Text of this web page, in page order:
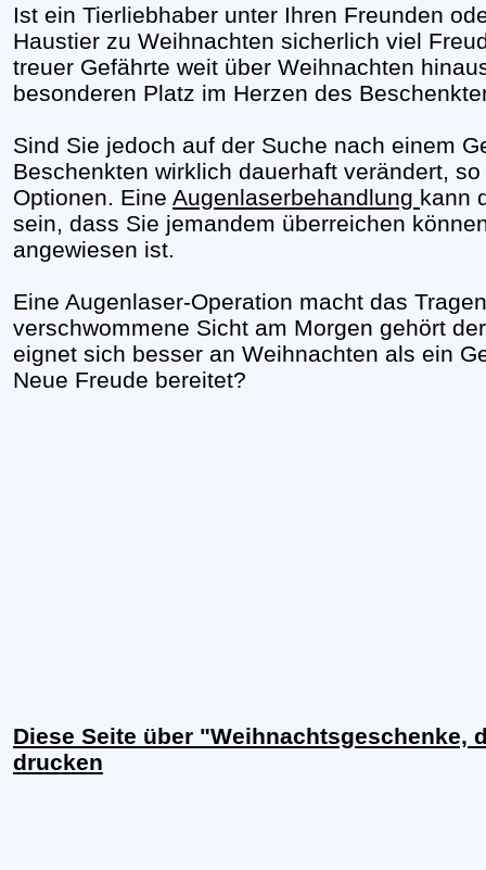
Ist ein Tierliebhaber unter Ihren Freunden
Haustier zu Weihnachten sicherlich viel
treuer Gefährte weit über Weihnachten
besonderen Platz im Herzen des
Sind Sie jedoch auf der Suche nach einem
Beschenkten wirklich dauerhaft verändert,
Optionen. Eine Augenlaserbehandlung kann
sein, dass Sie jemandem überreichen
angewiesen ist.
Eine Augenlaser-Operation macht das
verschwommene Sicht am Morgen gehört
eignet sich besser an Weihnachten als ein
Neue Freude bereitet?
Diese Seite über "Weihnachtsgeschenke,
drucken